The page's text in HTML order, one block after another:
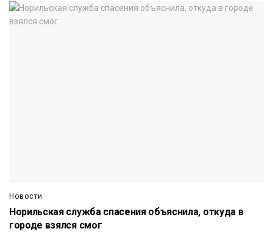
Новости
Норильская служба спасения объяснила, откуда в
городе взялся смог